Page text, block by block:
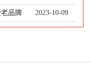
品牌 2023-10-09